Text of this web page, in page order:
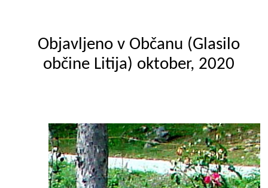
Objavljeno v Občanu (Glasilo
občine Litija) oktober, 2020